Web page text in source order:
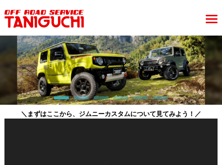
＼まずはここから、ジムニーカスタムについて見てみよう！／